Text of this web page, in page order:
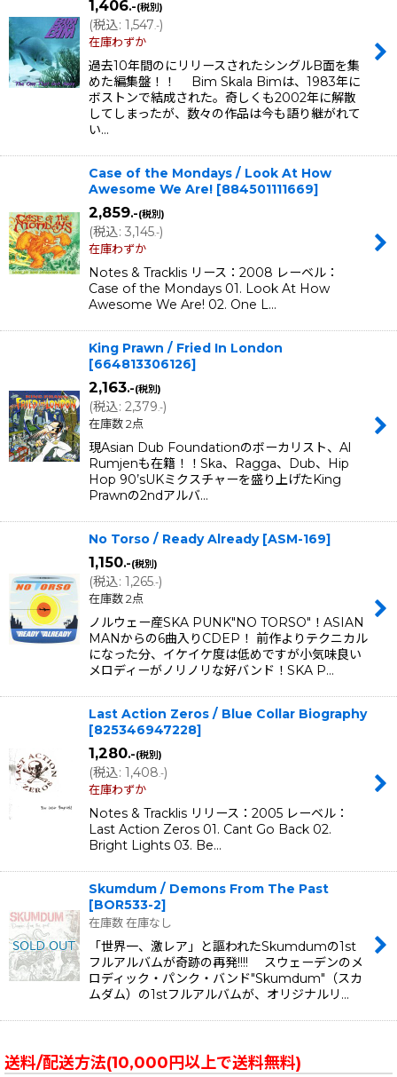
1,406.-(税別)
(税込: 1,547.-)
在庫わずか
過去10年間のにリリースされたシングルB面を集
めた編集盤！！ Bim Skala Bimは、1983年に
ボストンで結成された。奇しくも2002年に解散
してしまったが、数々の作品は今も語り継がれて
い…
Case of the Mondays / Look At How
Awesome We Are! [884501111669]
2,859.-(税別)
(税込: 3,145.-)
在庫わずか
Notes & Tracklis リース：2008 レーベル：
Case of the Mondays 01. Look At How
Awesome We Are! 02. One L…
King Prawn / Fried In London
[664813306126]
2,163.-(税別)
(税込: 2,379.-)
在庫数 2点
現Asian Dub Foundationのボーカリスト、Al
Rumjenも在籍！！Ska、Ragga、Dub、Hip
Hop 90’sUKミクスチャーを盛り上げたKing
Prawnの2ndアルバ…
No Torso / Ready Already [ASM-169]
1,150.-(税別)
(税込: 1,265.-)
在庫数 2点
ノルウェー産SKA PUNK"NO TORSO"！ASIAN
MANからの6曲入りCDEP！ 前作よりテクニカル
になった分、イケイケ度は低めですが小気味良い
メロディーがノリノリな好バンド！SKA P…
Last Action Zeros / Blue Collar Biography
[825346947228]
1,280.-(税別)
(税込: 1,408.-)
在庫わずか
Notes & Tracklis リリース：2005 レーベル：
Last Action Zeros 01. Cant Go Back 02.
Bright Lights 03. Be…
Skumdum / Demons From The Past
[BOR533-2]
在庫数 在庫なし
「世界一、激レア」と謳われたSkumdumの1st
フルアルバムが奇跡の再発!!!! スウェーデンのメ
ロディック・パンク・バンド"Skumdum"（スカ
ムダム）の1stフルアルバムが、オリジナルリ…
送料/配送方法(10,000円以上で送料無料)